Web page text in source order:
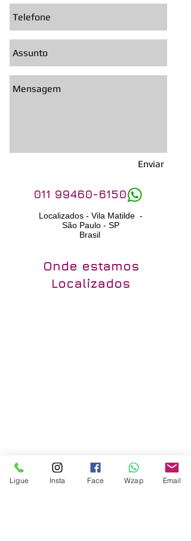
Enviar
011 99460-6150
Localizados - Vila Matilde -
São Paulo - SP
Brasil
Onde estamos
Localizados
Ligue Insta Face Wzap Email